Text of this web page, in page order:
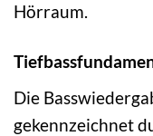
Hörraum.
Die
gekennzeichnet